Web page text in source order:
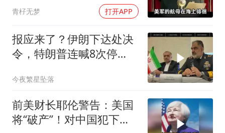
青杍无梦 打开APP
报应来了？伊朗下达处决
令，特朗普连喊8次停
今夜繁星坠落
前美财长耶伦警告：美国
将“破产”！对中国犯下两